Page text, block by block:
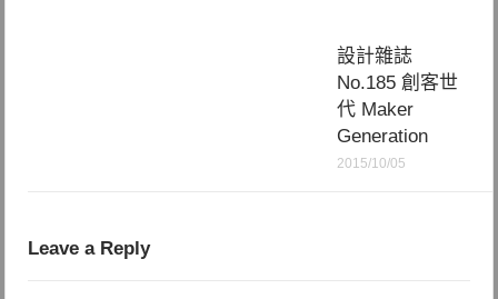
設計雜誌
No.185 創客世
代 Maker
Generation
2015/10/05
Leave a Reply